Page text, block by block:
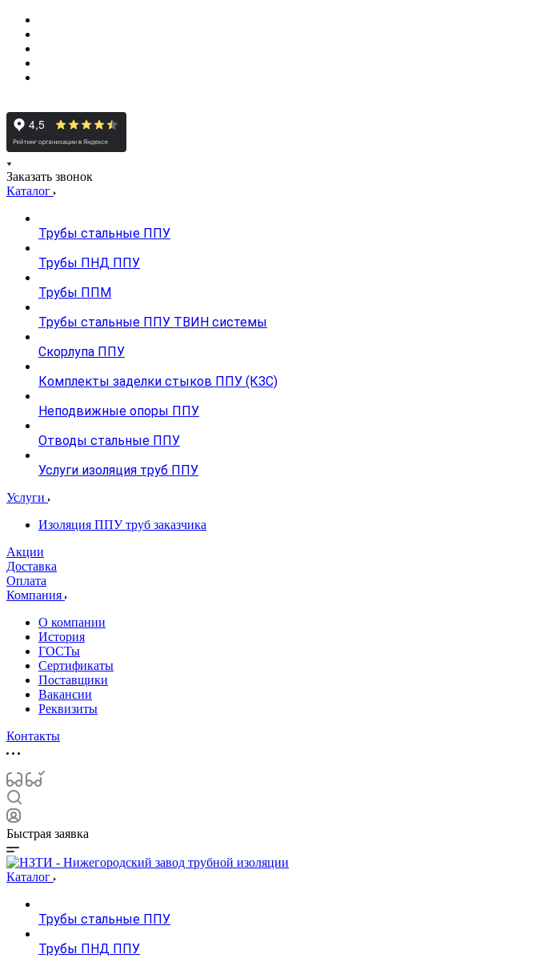
Заказать звонок
Каталог
Трубы стальные ППУ
Трубы ПНД ППУ
Трубы ППМ
Трубы стальные ППУ ТВИН системы
Скорлупа ППУ
Комплекты заделки стыков ППУ (КЗС)
Неподвижные опоры ППУ
Отводы стальные ППУ
Услуги изоляция труб ППУ
Услуги
Изоляция ППУ труб заказчика
Акции
Доставка
Оплата
Компания
О компании
История
ГОСТы
Сертификаты
Поставщики
Вакансии
Реквизиты
Контакты
Быстрая заявка
Каталог
Трубы стальные ППУ
Трубы ПНД ППУ